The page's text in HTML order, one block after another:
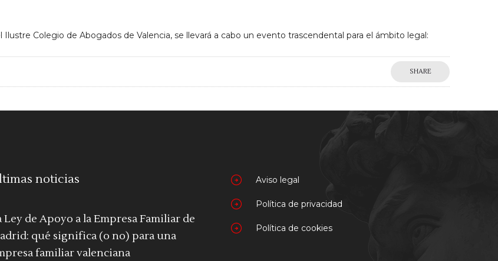
Colegio de Abogados de Valencia, se llevará a cabo un evento trascendental para el ámbito legal:
SHARE
noticias
Ley de Apoyo a la Empresa Familiar de
qué significa (o no) para una
familiar valenciana
Aviso legal
Política de privacidad
Política de cookies